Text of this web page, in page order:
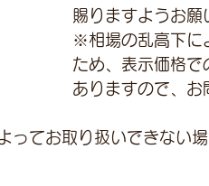
賜りますようお願
※相場の乱高下に
ため、表示価格で
ありますので、お
てお取り扱いできない